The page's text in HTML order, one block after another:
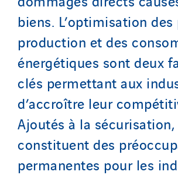
biens. L’optimisation
production et des
énergétiques sont deux
clés permettant aux
d’accroître leur
Ajoutés à la
constituent des
permanentes pour les